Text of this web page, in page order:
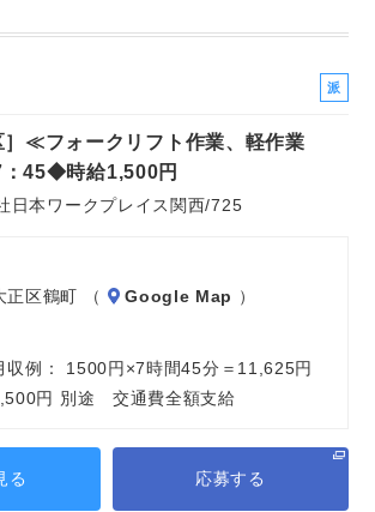
派
］≪フォークリフト作業、軽作業
45◆時給1,500円
日本ワークプレイス関西/725
正区鶴町 （
Google Map ）
収例： 1500円×7時間45分＝11,625円
円 別途 交通費全額支給
る 応募する